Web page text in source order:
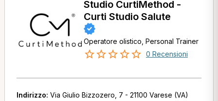
Studio CurtiMethod -
Curti Studio Salute
Operatore olistico, Personal Trainer
0 Recensioni
Indirizzo: Via Giulio Bizzozero, 7 - 21100 Varese (VA)